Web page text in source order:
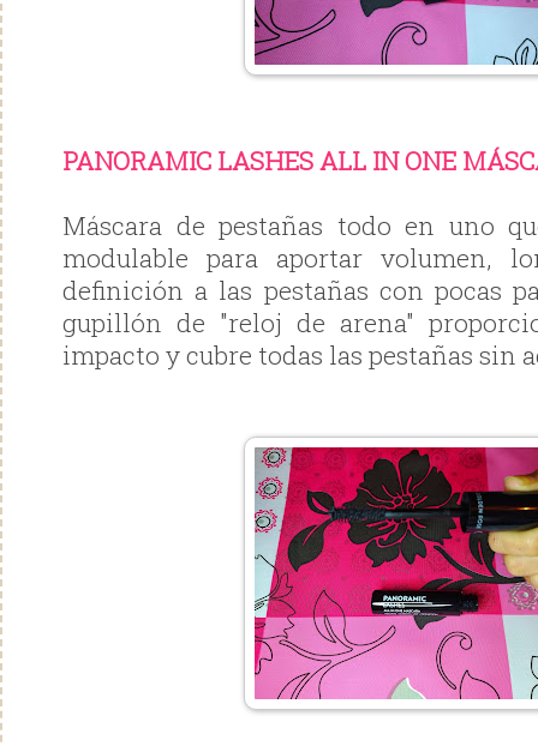
PANORAMIC LASHES ALL IN ONE
Máscara de pestañas todo en uno
modulable para aportar volumen,
definición a las pestañas con pocas
gupillón de "reloj de arena"
impacto y cubre todas las pestañas sin